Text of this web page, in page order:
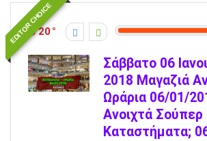
EDITOR CHOICE
20
Σάββατο 06
2018 Μαγαζιά
Ωράρια 06/01/
Ανοιχτά
Καταστήματα;